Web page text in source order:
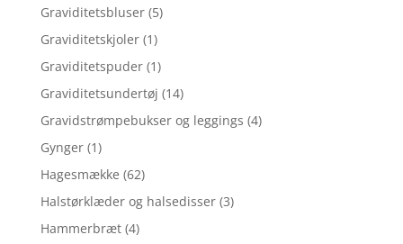
Graviditetsbluser (5)
Graviditetskjoler (1)
Graviditetspuder (1)
Graviditetsundertøj (14)
Gravidstrømpebukser og leggings (4)
Gynger (1)
Hagesmække (62)
Halstørklæder og halsedisser (3)
Hammerbræt (4)